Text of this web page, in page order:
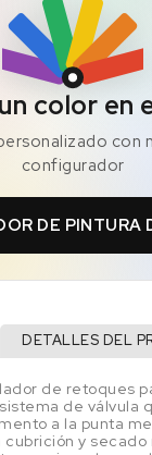
color en
con
configurador
DE PINTURA
DETALLES DEL
de retoques
de válvula
a la punta
cubrición y secado